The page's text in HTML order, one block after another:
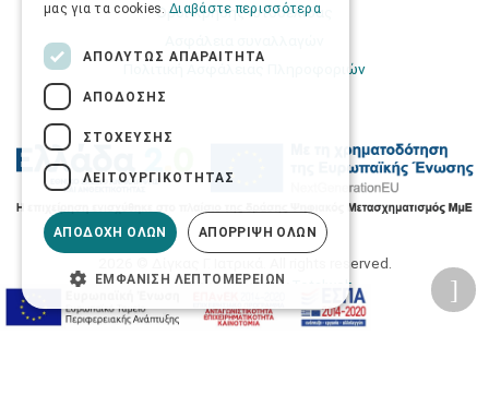
Όροι Χρήσης Ιστοσελίδας
Πολιτική Ασφάλειας Πληροφοριών
2026 © Δίγκας Γ. Ιατρικά. All rights reserved.
Developed with care by
Totalweb.
μας για τα cookies. Διαβάστε περισσότερα
ΑΠΟΛΎΤΩΣ ΑΠΑΡΑΊΤΗΤΑ
ΑΠΌΔΟΣΗΣ
ΣΤΌΧΕΥΣΗΣ
ΛΕΙΤΟΥΡΓΙΚΌΤΗΤΑΣ
ΑΠΟΔΟΧΉ ΌΛΩΝ ΑΠΌΡΡΙΨΗ ΌΛΩΝ
ΕΜΦΆΝΙΣΗ ΛΕΠΤΟΜΕΡΕΙΏΝ